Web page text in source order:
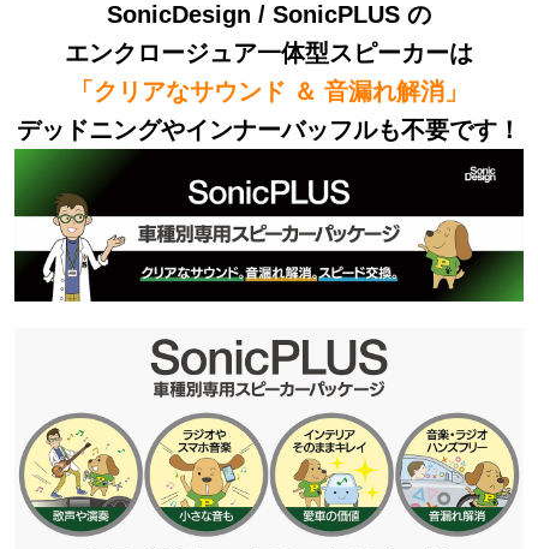
SonicDesign / SonicPLUS の
エンクロージュア一体型スピーカーは
「クリアなサウンド ＆ 音漏れ解消」
デッドニングやインナーバッフルも不要です！